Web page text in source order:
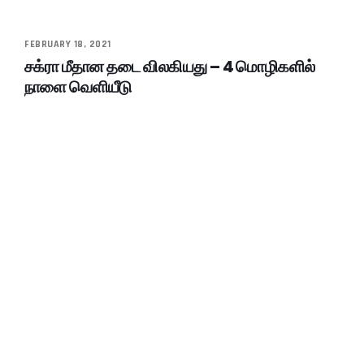
FEBRUARY 18, 2021
சக்ரா மீதான தடை விலகியது – 4 மொழிகளில்
நாளை வெளியீடு